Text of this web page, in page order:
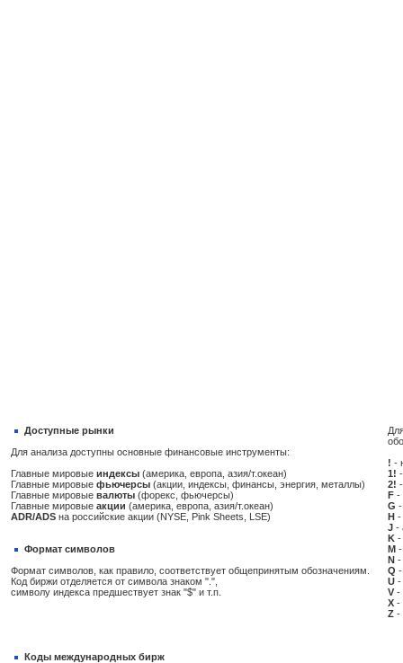
Доступные рынки
Для анализа доступны основные финансовые инструменты:
Главные мировые индексы (америка, европа, азия/т.океан)
Главные мировые фьючерсы (акции, индексы, финансы, энергия, металлы)
Главные мировые валюты (форекс, фьючерсы)
Главные мировые акции (америка, европа, азия/т.океан)
ADR/ADS на российские акции (NYSE, Pink Sheets, LSE)
Формат символов
Формат символов, как правило, соответствует общепринятым обозначениям.
Код биржи отделяется от символа знаком ".",
символу индекса предшествует знак "$" и т.п.
! -
1!
2!
F -
G
H -
J -
K -
M
N -
Q -
U -
V -
X -
Z -
Коды международных бирж